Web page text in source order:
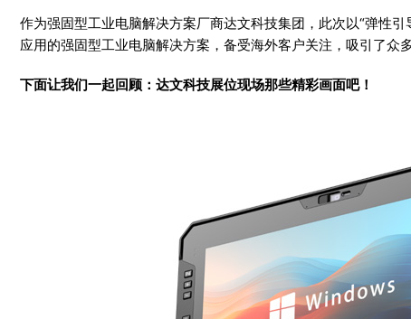
作为强固型工业电脑解决方案厂商达文科技集团，此次以“弹性
应用的强固型工业电脑解决方案，备受海外客户关注，吸引了众
下面让我们一起回顾：达文科技展位现场那些精彩画面吧！